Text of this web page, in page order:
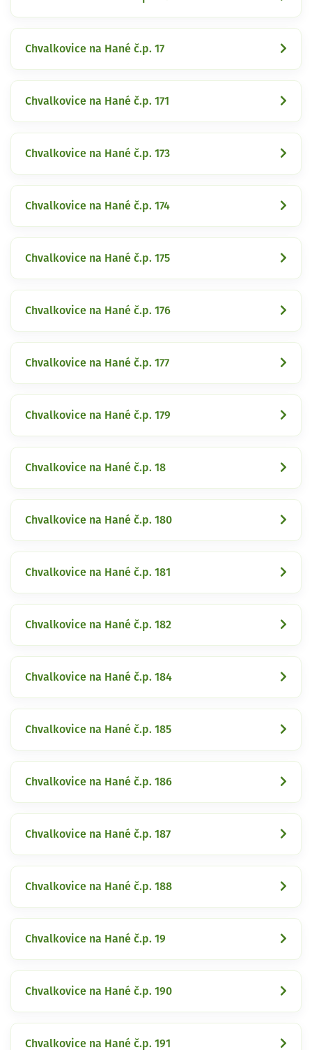
Chvalkovice na Hané č.p. 17
Chvalkovice na Hané č.p. 171
Chvalkovice na Hané č.p. 173
Chvalkovice na Hané č.p. 174
Chvalkovice na Hané č.p. 175
Chvalkovice na Hané č.p. 176
Chvalkovice na Hané č.p. 177
Chvalkovice na Hané č.p. 179
Chvalkovice na Hané č.p. 18
Chvalkovice na Hané č.p. 180
Chvalkovice na Hané č.p. 181
Chvalkovice na Hané č.p. 182
Chvalkovice na Hané č.p. 184
Chvalkovice na Hané č.p. 185
Chvalkovice na Hané č.p. 186
Chvalkovice na Hané č.p. 187
Chvalkovice na Hané č.p. 188
Chvalkovice na Hané č.p. 19
Chvalkovice na Hané č.p. 190
Chvalkovice na Hané č.p. 191